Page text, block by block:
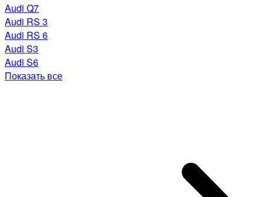
Audi Q7
Audi RS 3
Audi RS 6
Audi S3
Audi S6
Показать все